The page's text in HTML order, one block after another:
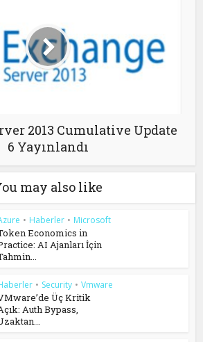
2013 Cumulative Update
6 Yayınlandı
may also like
• Haberler • Microsoft
Economics in
AI Ajanları İçin
• Security • Vmware
Üç Kritik
Auth Bypass,